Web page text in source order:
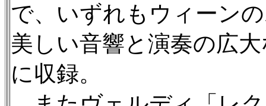
で、いずれもウィーン
美しい音響と演奏の広
に収録。